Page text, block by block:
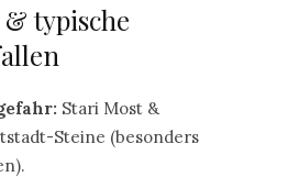
typische
Stari Most &
Steine (besonders